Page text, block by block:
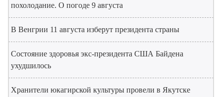
похолодание. О погоде 9 августа
В Венгрии 11 августа изберут президента страны
Состояние здоровья экс-президента США Байдена
ухудшилось
Хранители юкагирской культуры провели в Якутске